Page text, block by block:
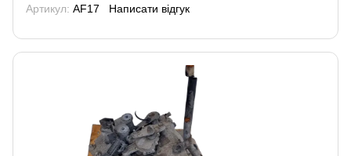
Артикул: AF17 Написати відгук